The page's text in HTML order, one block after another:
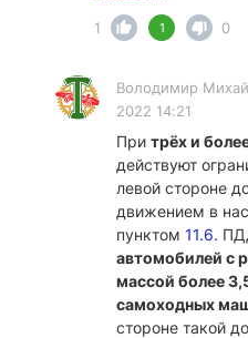
1
1 0
Володимир
2022 14:21
При трёх и
действуют
левой стороне
движением в
пунктом 11.6.
автомобилей с
массой более
самоходных
стороне такой